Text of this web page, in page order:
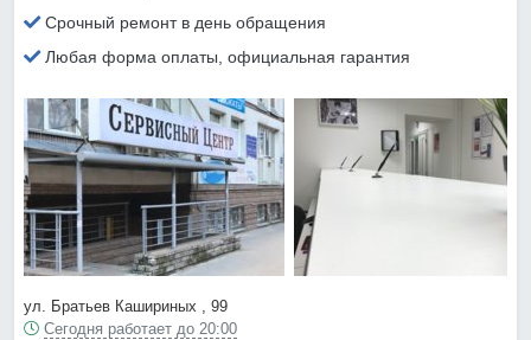
Срочный ремонт в день обращения
Любая форма оплаты, официальная гарантия
ул. Братьев Кашириных , 99
Сегодня работает до 20:00